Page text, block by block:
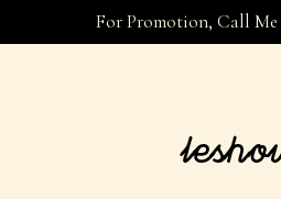
For Promotion, Call Me